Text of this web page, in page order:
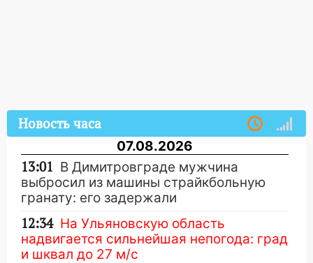
Новость часа
07.08.2026
13:01 В Димитровграде мужчина
выбросил из машины страйкбольную
гранату: его задержали
12:34 На Ульяновскую область
надвигается сильнейшая непогода: град
и шквал до 27 м/с